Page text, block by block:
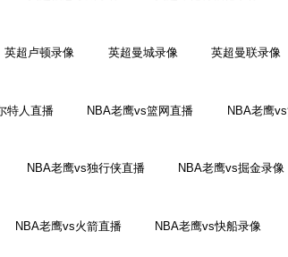
英超卢顿录像 英超曼城录像 英超曼联录像
特人直播 NBA老鹰vs篮网直播 NBA老鹰
NBA老鹰vs独行侠直播 NBA老鹰vs掘金录像
NBA老鹰vs火箭直播 NBA老鹰vs快船录像